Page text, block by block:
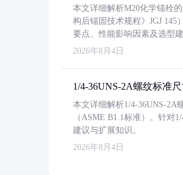
本文详细解析M20化学锚栓
构后锚固技术规程》JGJ
要点、性能影响因素及选型
2026年8月4日
1/4-36UNS-2A螺纹标准
本文详细解析1/4-36UNS-2A
（ASME B1.1标准）。针对
建议与扩展知识。
2026年8月4日